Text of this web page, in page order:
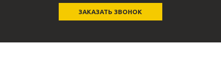
ЗАКАЗАТЬ ЗВОНОК